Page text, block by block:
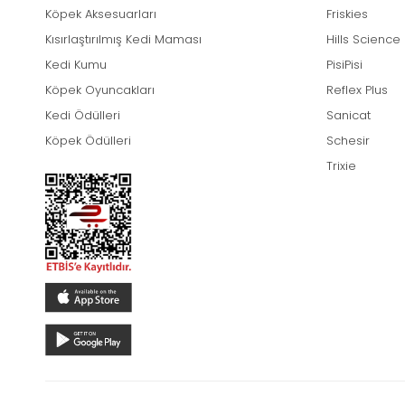
Köpek Aksesuarları
Kısırlaştırılmış Kedi Maması
Kedi Kumu
Köpek Oyuncakları
Kedi Ödülleri
Köpek Ödülleri
Friskies
Hills Science
PisiPisi
Reflex Plus
Sanicat
Schesir
Trixie